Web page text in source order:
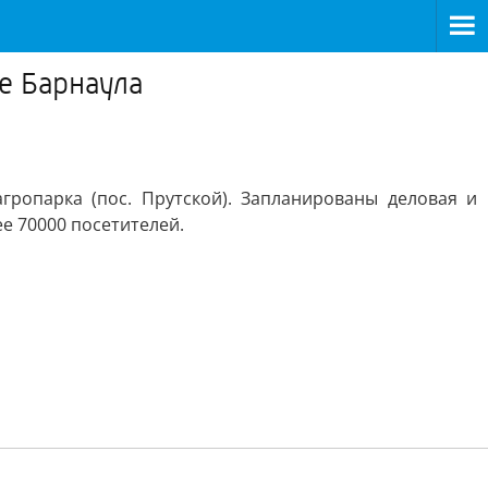
Барнаула
(пос. Прутской). Запланированы деловая и
70000 посетителей.